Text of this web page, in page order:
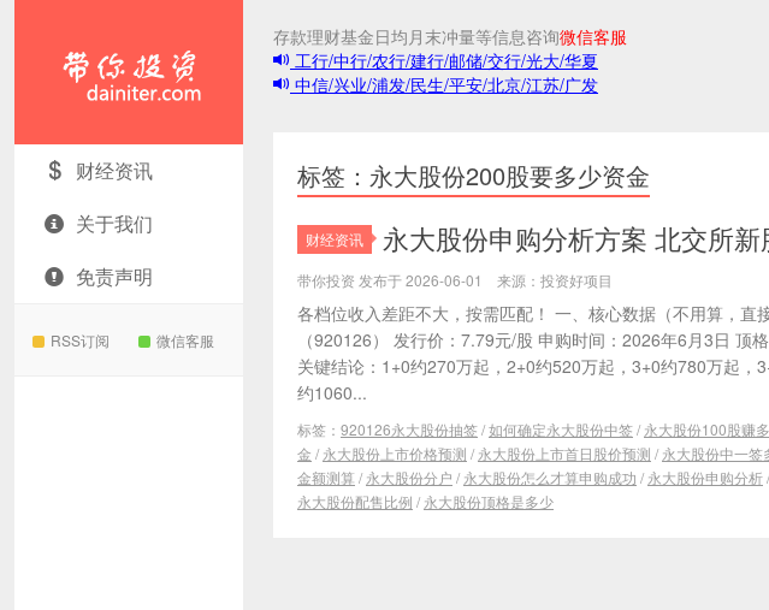
带你投资 财经资讯
关于我们
免责声明
RSS订阅 微信客服
存款理财基金日均月末冲量等信息咨询微信客服
工行/中行/农行/建行/邮储/交行/光大/华夏
中信/兴业/浦发/民生/平安/北京/江苏/广发
标签：永大股份200股要多少资金
财经资讯 永大股份申购分析方案 北交所新
带你投资 发布于 2026-06-01 来源：投资好项目
各档位收入差距不大，按需匹配！ 一、核心数据（不用算，直
（920126） 发行价：7.79元/股 申购时间：2026年6月3日 顶
关键结论：1+0约270万起，2+0约520万起，3+0约780万起，
约1060...
标签： 920126永大股份抽签/如何确定永大股份中签/ 永大股份100股赚
金 / 永大股份上市价格预测 / 永大股份上市首日股价预测 / 永大股份中一签
金额测算 / 永大股份分户 / 永大股份怎么才算申购成功 / 永大股份申购分析/
永大股份配售比例 / 永大股份顶格是多少